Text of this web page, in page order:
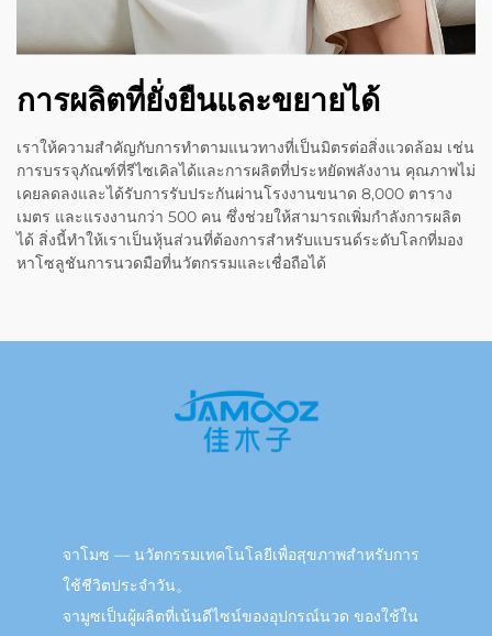
การผลิตที่ยั่งยืนและขยายได้
เราให้ความสำคัญกับการทำตามแนวทางที่เป็นมิตรต่อสิ่งแวดล้อม เช่น
การบรรจุภัณฑ์ที่รีไซเคิลได้และการผลิตที่ประหยัดพลังงาน คุณภาพไม่
เคยลดลงและได้รับการรับประกันผ่านโรงงานขนาด 8,000 ตาราง
เมตร และแรงงานกว่า 500 คน ซึ่งช่วยให้สามารถเพิ่มกำลังการผลิต
ได้ สิ่งนี้ทำให้เราเป็นหุ้นส่วนที่ต้องการสำหรับแบรนด์ระดับโลกที่มอง
หาโซลูชันการนวดมือที่นวัตกรรมและเชื่อถือได้
จาโมซ — นวัตกรรมเทคโนโลยีเพื่อสุขภาพสำหรับการ
ใช้ชีวิตประจำวัน。
จามูซเป็นผู้ผลิตที่เน้นดีไซน์ของอุปกรณ์นวด ของใช้ใน